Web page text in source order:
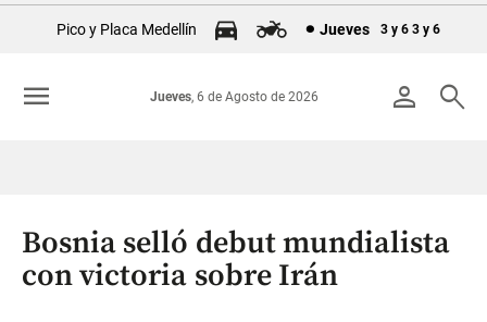
Colombia
Pico y Placa Medellín Jueves 3 y 6 3 y 6
person search
Jueves, 6 de Agosto de 2026
menu
Bosnia selló debut mundialista
con victoria sobre Irán